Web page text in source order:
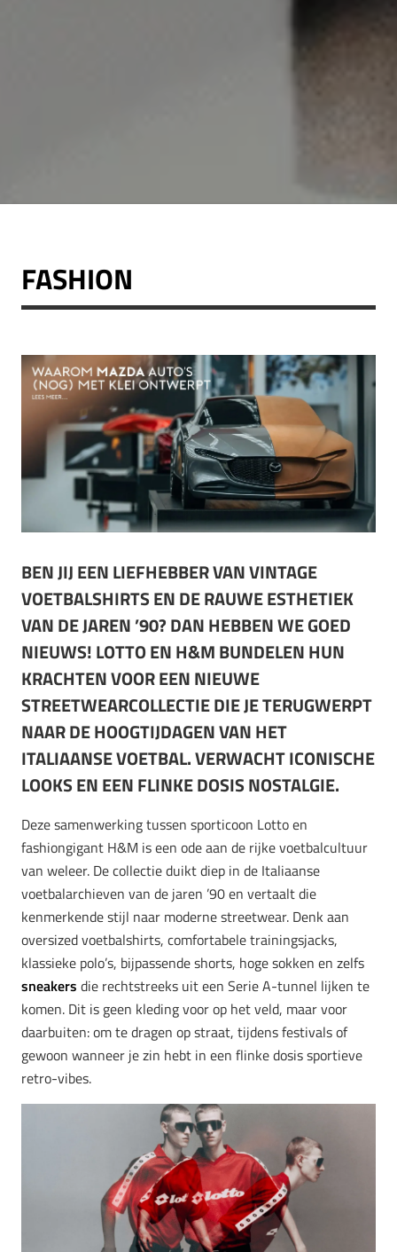
FASHION
BEN JIJ EEN LIEFHEBBER VAN VINTAGE
VOETBALSHIRTS EN DE RAUWE ESTHETIEK
VAN DE JAREN ’90? DAN HEBBEN WE GOED
NIEUWS! LOTTO EN H&M BUNDELEN HUN
KRACHTEN VOOR EEN NIEUWE
STREETWEARCOLLECTIE DIE JE TERUGWERPT
NAAR DE HOOGTIJDAGEN VAN HET
ITALIAANSE VOETBAL. VERWACHT ICONISCHE
LOOKS EN EEN FLINKE DOSIS NOSTALGIE.
Deze samenwerking tussen sporticoon Lotto en
fashiongigant H&M is een ode aan de rijke voetbalcultuur
van weleer. De collectie duikt diep in de Italiaanse
voetbalarchieven van de jaren ’90 en vertaalt die
kenmerkende stijl naar moderne streetwear. Denk aan
oversized voetbalshirts, comfortabele trainingsjacks,
klassieke polo’s, bijpassende shorts, hoge sokken en zelfs
sneakers die rechtstreeks uit een Serie A-tunnel lijken te
komen. Dit is geen kleding voor op het veld, maar voor
daarbuiten: om te dragen op straat, tijdens festivals of
gewoon wanneer je zin hebt in een flinke dosis sportieve
retro-vibes.